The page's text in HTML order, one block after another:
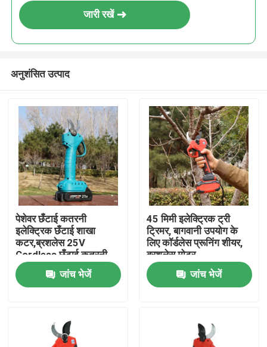
प्रस्तुत
घर
जारी रखें
अनुशंसित उत्पाद
पेशेवर छँटाई कतरनी
इलेक्ट्रिक छँटाई शाखा
कटर,ब्रशलेस 25V
Cordless छँटाई कतरनी
जांच भेजें
45 मिमी इलेक्ट्रिक ट्री
ट्रिमर, बागवानी उपयोग के
लिए कॉर्डलेस प्रूनिंग शीयर,
ब्रशलेस मोटर
जांच भेजें